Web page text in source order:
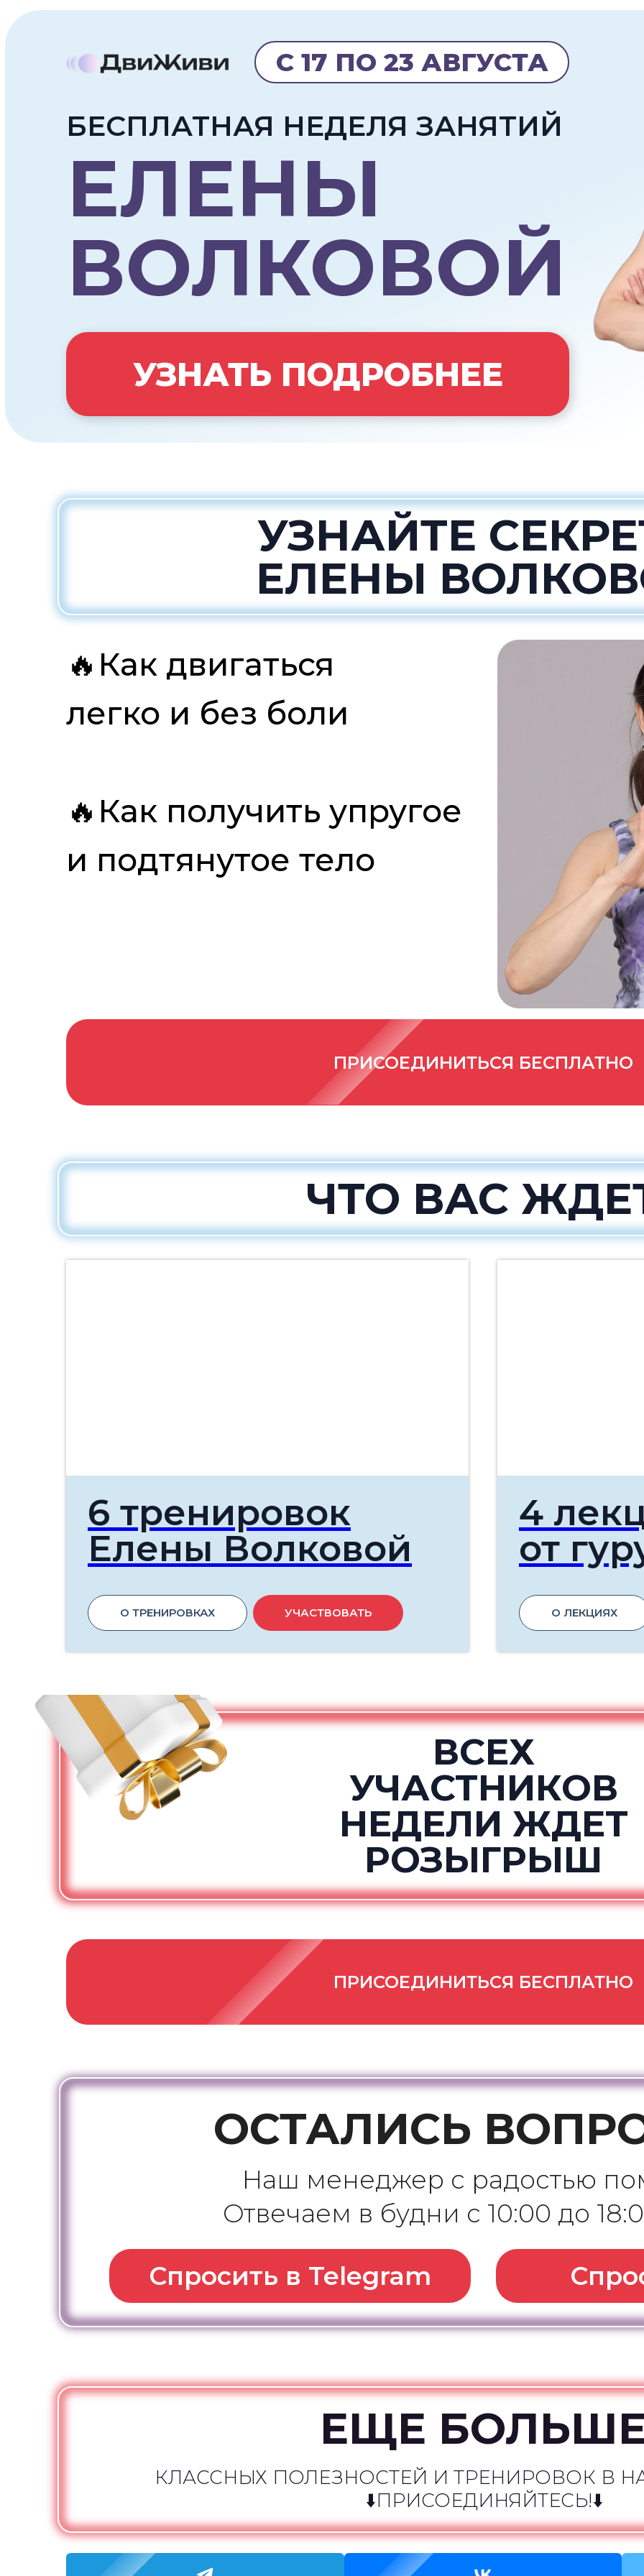
УЗНАТЬ ПОДРОБНЕЕ
ЕЛЕНЫ
ВОЛКОВОЙ
С 17 ПО 23 АВГУСТА
БЕСПЛАТНАЯ НЕДЕЛЯ ЗАНЯТИЙ
УЗНАЙТЕ
ЕЛЕНЫ
🔥Как двигаться
легко и без боли
🔥Как получить упругое
и подтянутое тело
ПРИСОЕДИНИТЬСЯ БЕСПЛАТНО
ЧТО ВАС
6 тренировок
Елены Волковой
О ТРЕНИРОВКАХ УЧАСТВОВАТЬ
4
от
О ЛЕКЦИЯХ
ВСЕХ
УЧАСТНИКОВ
НЕДЕЛИ ЖДЕТ
РОЗЫГРЫШ
ПРИСОЕДИНИТЬСЯ БЕСПЛАТНО
ОСТАЛИСЬ
Спросить в Telegram
Наш менеджер с радостью
Отвечаем в будни с 10:00 до
ЕЩЕ
КЛАССНЫХ ПОЛЕЗНОСТЕЙ И ТРЕНИРОВОК В
⬇️ПРИСОЕДИНЯЙТЕСЬ!⬇️